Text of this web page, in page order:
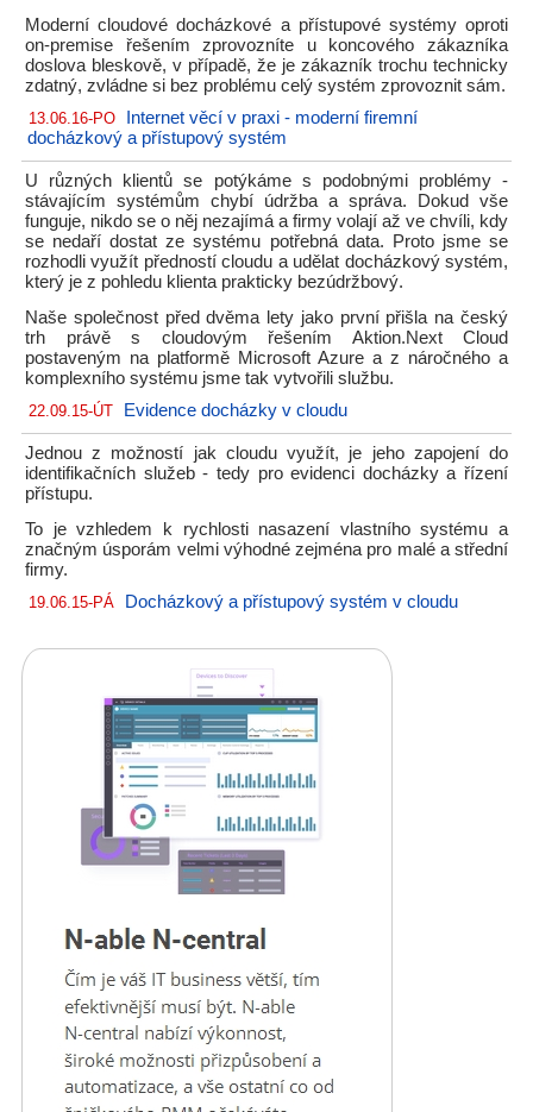
Moderní cloudové docházkové a přístupové systémy oproti
on-premise řešením zprovozníte u koncového zákazníka
doslova bleskově, v případě, že je zákazník trochu technicky
zdatný, zvládne si bez problému celý systém zprovoznit sám.
13.06.16-PO
Internet věcí v praxi - moderní firemní
docházkový a přístupový systém
U různých klientů se potýkáme s podobnými problémy -
stávajícím systémům chybí údržba a správa. Dokud vše
funguje, nikdo se o něj nezajímá a firmy volají až ve chvíli, kdy
se nedaří dostat ze systému potřebná data. Proto jsme se
rozhodli využít předností cloudu a udělat docházkový systém,
který je z pohledu klienta prakticky bezúdržbový.
Naše společnost před dvěma lety jako první přišla na český
trh právě s cloudovým řešením Aktion.Next Cloud
postaveným na platformě Microsoft Azure a z náročného a
komplexního systému jsme tak vytvořili službu.
22.09.15-ÚT Evidence docházky v cloudu
Jednou z možností jak cloudu využít, je jeho zapojení do
identifikačních služeb - tedy pro evidenci docházky a řízení
přístupu.
To je vzhledem k rychlosti nasazení vlastního systému a
značným úsporám velmi výhodné zejména pro malé a střední
firmy.
19.06.15-PÁ Docházkový a přístupový systém v cloudu